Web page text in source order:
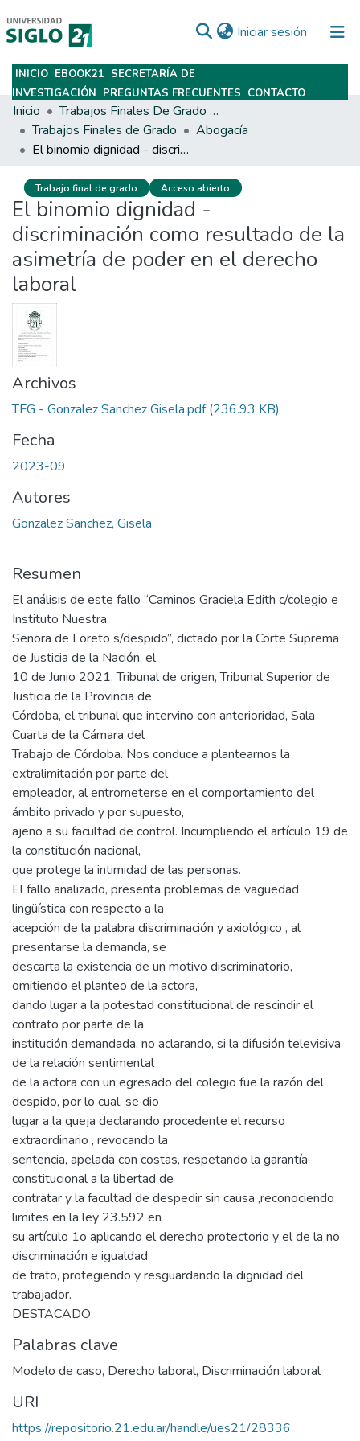
Iniciar sesión (current)
Subir
INICIO EBOOK21 SECRETARÍA DE
INVESTIGACIÓN PREGUNTAS FRECUENTES CONTACTO
Inicio
Trabajos Finales De Grado Y Posgrado
Trabajos Finales de Grado
Abogacía
El binomio dignidad - discriminación como resultado de la asimetría de poder en el derecho laboral
Trabajo final de grado Acceso abierto
El binomio dignidad -
discriminación como resultado de la
asimetría de poder en el derecho
laboral
Archivos
TFG - Gonzalez Sanchez Gisela.pdf(236.93 KB)
Fecha
2023-09
Autores
Gonzalez Sanchez, Gisela
Resumen
El análisis de este fallo “Caminos Graciela Edith c/colegio e
Instituto Nuestra
Señora de Loreto s/despido”, dictado por la Corte Suprema
de Justicia de la Nación, el
10 de Junio 2021. Tribunal de origen, Tribunal Superior de
Justicia de la Provincia de
Córdoba, el tribunal que intervino con anterioridad, Sala
Cuarta de la Cámara del
Trabajo de Córdoba. Nos conduce a plantearnos la
extralimitación por parte del
empleador, al entrometerse en el comportamiento del
ámbito privado y por supuesto,
ajeno a su facultad de control. Incumpliendo el artículo 19 de
la constitución nacional,
que protege la intimidad de las personas.
El fallo analizado, presenta problemas de vaguedad
lingüística con respecto a la
acepción de la palabra discriminación y axiológico , al
presentarse la demanda, se
descarta la existencia de un motivo discriminatorio,
omitiendo el planteo de la actora,
dando lugar a la potestad constitucional de rescindir el
contrato por parte de la
institución demandada, no aclarando, si la difusión televisiva
de la relación sentimental
de la actora con un egresado del colegio fue la razón del
despido, por lo cual, se dio
lugar a la queja declarando procedente el recurso
extraordinario , revocando la
sentencia, apelada con costas, respetando la garantía
constitucional a la libertad de
contratar y la facultad de despedir sin causa ,reconociendo
limites en la ley 23.592 en
su artículo 1o aplicando el derecho protectorio y el de la no
discriminación e igualdad
de trato, protegiendo y resguardando la dignidad del
trabajador.
DESTACADO
Palabras clave
Modelo de caso, Derecho laboral, Discriminación laboral
URI
https://repositorio.21.edu.ar/handle/ues21/28336